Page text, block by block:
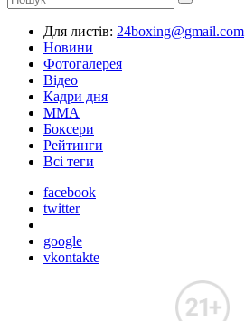
Для листів: 24boxing@gmail.com
Новини
Фотогалерея
Відео
Кадри дня
ММА
Боксери
Рейтинги
Всі теги
facebook
twitter
google
vkontakte